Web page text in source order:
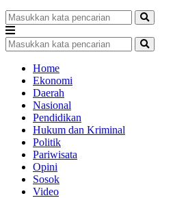
Home
Ekonomi
Daerah
Nasional
Pendidikan
Hukum dan Kriminal
Politik
Pariwisata
Opini
Sosok
Video